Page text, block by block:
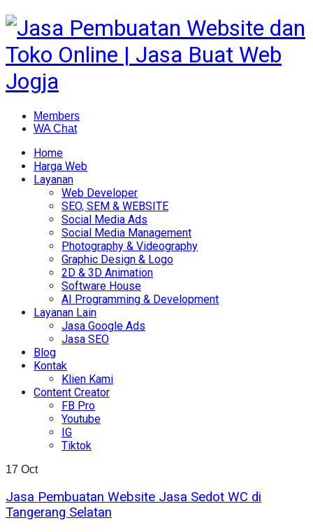
Members
WA Chat
Home
Harga Web
Layanan
Web Developer
SEO, SEM & WEBSITE
Social Media Ads
Social Media Management
Photography & Videography
Graphic Design & Logo
2D & 3D Animation
Software House
AI Programming & Development
Layanan Lain
Jasa Google Ads
Jasa SEO
Blog
Kontak
Klien Kami
Content Creator
FB Pro
Youtube
IG
Tiktok
17 Oct
Jasa Pembuatan Website Jasa Sedot WC di
Tangerang Selatan